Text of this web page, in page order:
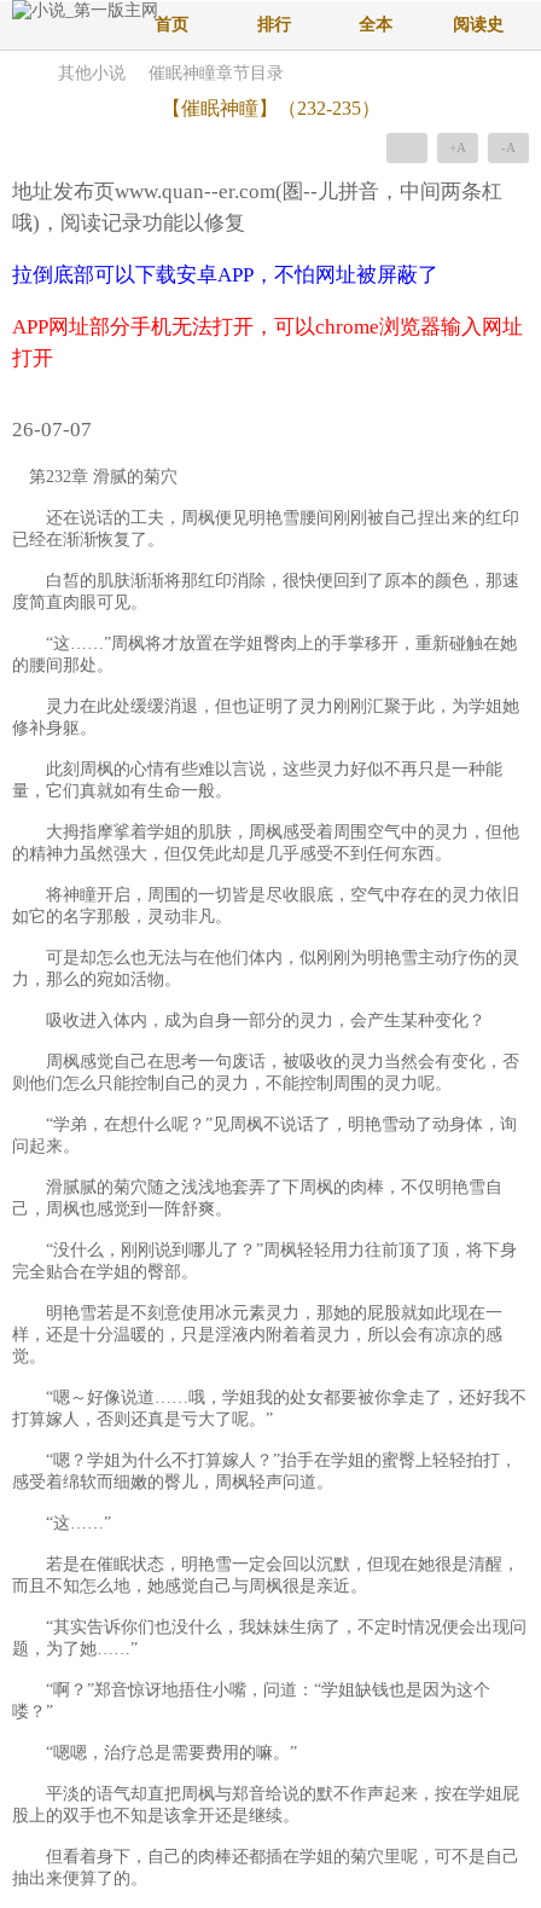
首页 排行 全本 阅读史
其他小说 催眠神瞳章节目录
【催眠神瞳】（232-235）
+A -A
地址发布页www.quan--er.com(圏--儿拼音，中间两条杠
哦)，阅读记录功能以修复
拉倒底部可以下载安卓APP，不怕网址被屏蔽了
APP网址部分手机无法打开，可以chrome浏览器输入网址
打开
26-07-07
第232章 滑腻的菊穴
还在说话的工夫，周枫便见明艳雪腰间刚刚被自己捏出来的红印
已经在渐渐恢复了。
白皙的肌肤渐渐将那红印消除，很快便回到了原本的颜色，那速
度简直肉眼可见。
“这……”周枫将才放置在学姐臀肉上的手掌移开，重新碰触在她
的腰间那处。
灵力在此处缓缓消退，但也证明了灵力刚刚汇聚于此，为学姐她
修补身躯。
此刻周枫的心情有些难以言说，这些灵力好似不再只是一种能
量，它们真就如有生命一般。
大拇指摩挲着学姐的肌肤，周枫感受着周围空气中的灵力，但他
的精神力虽然强大，但仅凭此却是几乎感受不到任何东西。
将神瞳开启，周围的一切皆是尽收眼底，空气中存在的灵力依旧
如它的名字那般，灵动非凡。
可是却怎么也无法与在他们体内，似刚刚为明艳雪主动疗伤的灵
力，那么的宛如活物。
吸收进入体内，成为自身一部分的灵力，会产生某种变化？
周枫感觉自己在思考一句废话，被吸收的灵力当然会有变化，否
则他们怎么只能控制自己的灵力，不能控制周围的灵力呢。
“学弟，在想什么呢？”见周枫不说话了，明艳雪动了动身体，询
问起来。
滑腻腻的菊穴随之浅浅地套弄了下周枫的肉棒，不仅明艳雪自
己，周枫也感觉到一阵舒爽。
“没什么，刚刚说到哪儿了？”周枫轻轻用力往前顶了顶，将下身
完全贴合在学姐的臀部。
明艳雪若是不刻意使用冰元素灵力，那她的屁股就如此现在一
样，还是十分温暖的，只是淫液内附着着灵力，所以会有凉凉的感
觉。
“嗯～好像说道……哦，学姐我的处女都要被你拿走了，还好我不
打算嫁人，否则还真是亏大了呢。”
“嗯？学姐为什么不打算嫁人？”抬手在学姐的蜜臀上轻轻拍打，
感受着绵软而细嫩的臀儿，周枫轻声问道。
“这……”
若是在催眠状态，明艳雪一定会回以沉默，但现在她很是清醒，
而且不知怎么地，她感觉自己与周枫很是亲近。
“其实告诉你们也没什么，我妹妹生病了，不定时情况便会出现问
题，为了她……”
“啊？”郑音惊讶地捂住小嘴，问道：“学姐缺钱也是因为这个
喽？”
“嗯嗯，治疗总是需要费用的嘛。”
平淡的语气却直把周枫与郑音给说的默不作声起来，按在学姐屁
股上的双手也不知是该拿开还是继续。
但看着身下，自己的肉棒还都插在学姐的菊穴里呢，可不是自己
抽出来便算了的。